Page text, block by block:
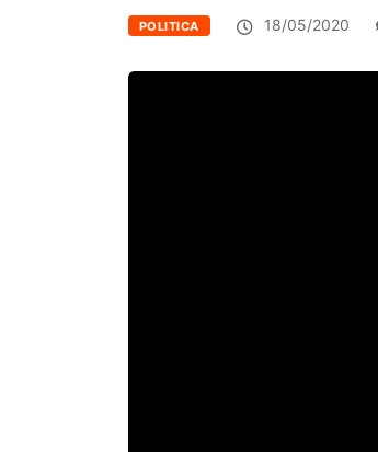
POLITICA 18/05/2020